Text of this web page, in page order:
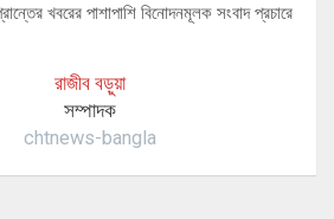
খবরের পাশাপাশি বিনোদনমূলক সংবাদ প্রচারে
রাজীব বড়ুয়া
সম্পাদক
chtnews-bangla